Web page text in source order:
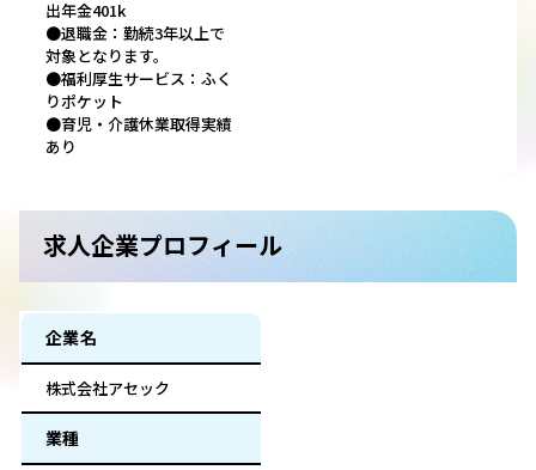
出年金401k
●退職金：勤続3年以上で
対象となります。
●福利厚生サービス：ふく
りポケット
●育児・介護休業取得実績
あり
求人企業プロフィール
企業名
株式会社アセック
業種